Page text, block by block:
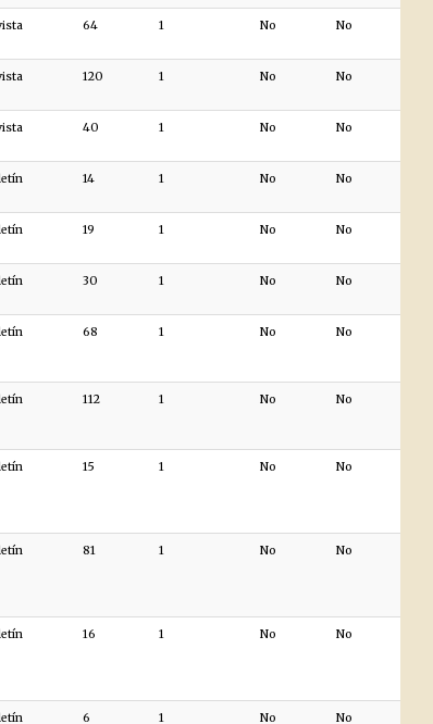
64 1 No No
120 1 No No
40 1 No No
14 1 No No
19 1 No No
30 1 No No
68 1 No No
112 1 No No
15 1 No No
81 1 No No
16 1 No No
6 1 No No